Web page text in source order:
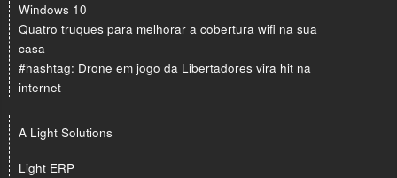
Windows 10
Quatro truques para melhorar a cobertura wifi na sua
casa
#hashtag: Drone em jogo da Libertadores vira hit na
internet
A Light Solutions
Light ERP